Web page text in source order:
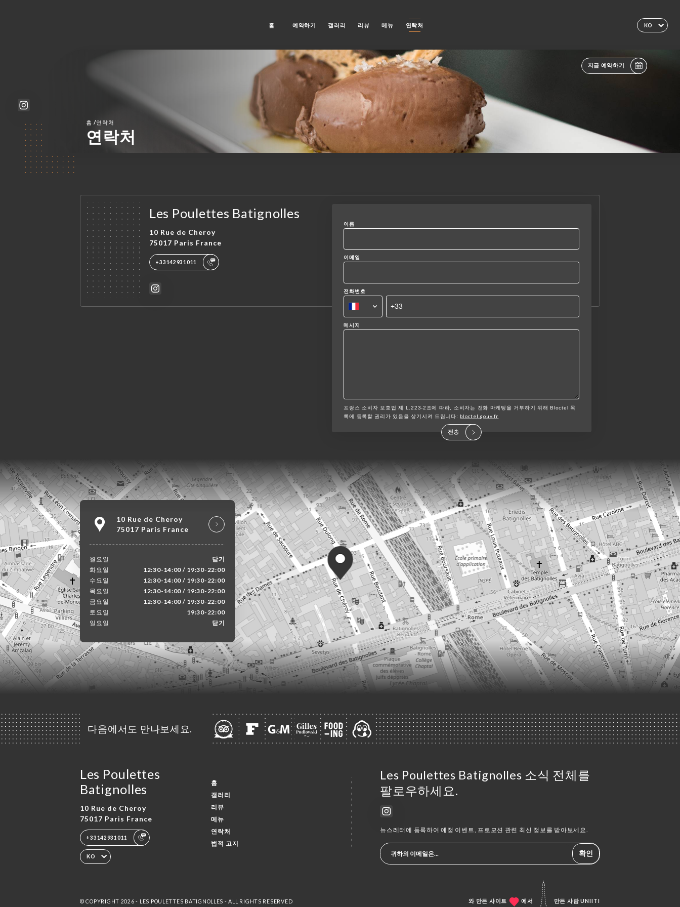
KO
홈 예약하기 갤러리 리뷰 메뉴 연락처
지금 예약하기
홈 /연락처
연락처
Les Poulettes Batignolles
10 Rue de Cheroy
75017 Paris France
+33142931011
이름
이메일
전화번호
메시지
프랑스 소비자 보호법 제 L.223-2조에 따라, 소비자는 전화 마케팅을 거부하기 위해 Bloctel 목
록에 등록할 권리가 있음을 상기시켜 드립니다: bloctel.gouv.fr
전송
10 Rue de Cheroy
75017 Paris France
월요일
닫기
화요일
12:30-14:00 / 19:30-22:00
수요일
12:30-14:00 / 19:30-22:00
목요일
12:30-14:00 / 19:30-22:00
금요일
12:30-14:00 / 19:30-22:00
토요일
19:30-22:00
일요일
닫기
다음에서도 만나보세요.
Les Poulettes
Batignolles
10 Rue de Cheroy
75017 Paris France
+33142931011
KO
홈
갤러리
리뷰
메뉴
연락처
법적 고지
Les Poulettes Batignolles 소식 전체를
팔로우하세요.
뉴스레터에 등록하여 예정 이벤트, 프로모션 관련 최신 정보를 받아보세요.
확인
© COPYRIGHT 2026 - LES POULETTES BATIGNOLLES - ALL RIGHTS RESERVED 와 만든 사이트 에서 만든 사람UNIITI